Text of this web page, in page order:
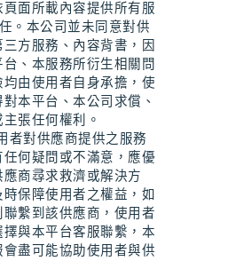
頁面所載內容提供所有服
。本公司並未同意對供
三方服務、內容背書，因
台、本服務所衍生相關問
均由使用者自身承擔，使
對本平台、本公司求償、
張任何權利。
者對供應商提供之服務
任何疑問或不滿意，應優
應商尋求救濟或解決方
時保障使用者之權益，如
聯繫到該供應商，使用者
擇與本平台客服聯繫，本
會盡可能協助使用者與供